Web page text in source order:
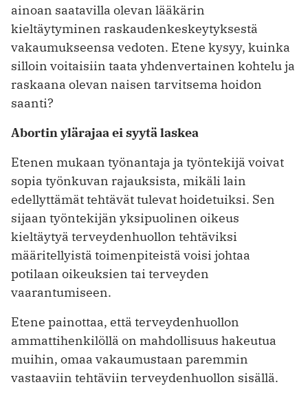
ainoan saatavilla olevan lääkärin
kieltäytyminen raskaudenkeskeytyksestä
vakaumukseensa vedoten. Etene kysyy, kuinka
silloin voitaisiin taata yhdenvertainen kohtelu ja
raskaana olevan naisen tarvitsema hoidon
saanti?
Abortin ylärajaa ei syytä laskea
Etenen mukaan työnantaja ja työntekijä voivat
sopia työnkuvan rajauksista, mikäli lain
edellyttämät tehtävät tulevat hoidetuiksi. Sen
sijaan työntekijän yksipuolinen oikeus
kieltäytyä terveydenhuollon tehtäviksi
määritellyistä toimenpiteistä voisi johtaa
potilaan oikeuksien tai terveyden
vaarantumiseen.
Etene painottaa, että terveydenhuollon
ammattihenkilöllä on mahdollisuus hakeutua
muihin, omaa vakaumustaan paremmin
vastaaviin tehtäviin terveydenhuollon sisällä.